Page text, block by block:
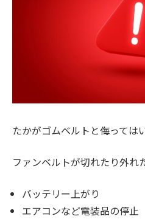
たかがゴムベルトと侮っては
ファンベルトが切れたり外れ
バッテリー上がり
エアコンなど電装品の停止